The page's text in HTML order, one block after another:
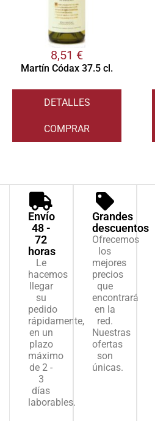
8,51 €
Martín Códax 37.5 cl.
DETALLES
COMPRAR
Envío
48 -
72
horas
Le
hacemos
llegar
su
pedido
rápidamente,
en un
plazo
máximo
de 2 -
3
días
laborables.
Grandes
descuentos
Ofrecemos
los
mejores
precios
que
encontrará
en la
red.
Nuestras
ofertas
son
únicas.